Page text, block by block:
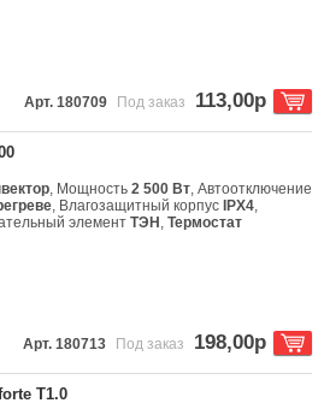
Арт. 180709 Под заказ 113,00р
, Мощность2 500 Вт, Автоотключение
, Влагозащитный корпус IPX4,
элементТЭН ,Термостат
Арт. 180713 Под заказ 198,00р
T1.0